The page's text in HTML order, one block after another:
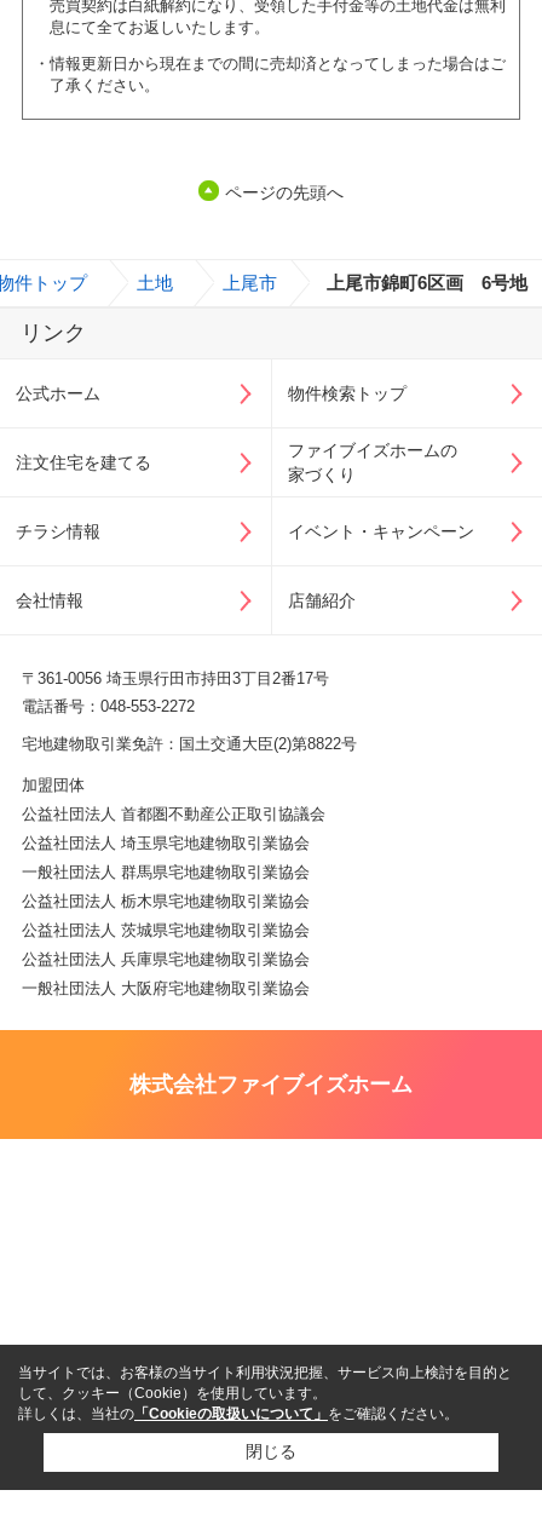
売買契約は白紙解約になり、受領した手付金等の土地代金は無利
息にて全てお返しいたします。
情報更新日から現在までの間に売却済となってしまった場合はご
了承ください。
ページの先頭へ
件トップ 土地 上尾市 上尾市錦町6区画 6号地
リンク
公式ホーム 物件検索トップ
注文住宅を建てる
ファイブイズホームの
家づくり
チラシ情報 イベント・キャンペーン
会社情報 店舗紹介
〒361-0056 埼玉県行田市持田3丁目2番17号
電話番号：048-553-2272
宅地建物取引業免許：国土交通大臣(2)第8822号
加盟団体
公益社団法人 首都圏不動産公正取引協議会
公益社団法人 埼玉県宅地建物取引業協会
一般社団法人 群馬県宅地建物取引業協会
公益社団法人 栃木県宅地建物取引業協会
公益社団法人 茨城県宅地建物取引業協会
公益社団法人 兵庫県宅地建物取引業協会
一般社団法人 大阪府宅地建物取引業協会
株式会社ファイブイズホーム
当サイトでは、お客様の当サイト利用状況把握、サービス向上検討を目的と
して、クッキー（Cookie）を使用しています。
詳しくは、当社の 「Cookieの取扱いについて」 をご確認ください。
閉じる